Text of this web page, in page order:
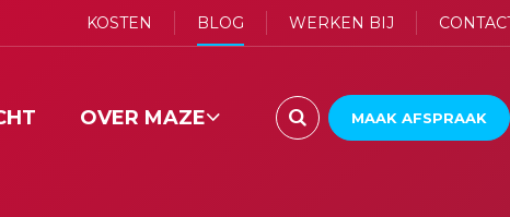
KOSTEN BLOG WERKEN BIJ
OVER MAZE  MAAK AFSPRAAK